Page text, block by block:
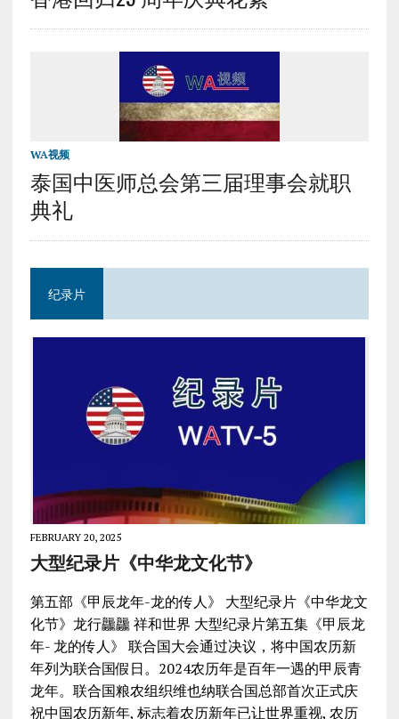
WA视频
泰国中医师总会第三届理事会就职
典礼
纪录片
FEBRUARY 20, 2025
大型纪录片《中华龙文化节》
第五部《甲辰龙年-龙的传人》 大型纪录片《中华龙文
化节》龙行龘龘 祥和世界 大型纪录片第五集《甲辰龙
年- 龙的传人》 联合国大会通过决议，将中国农历新
年列为联合国假日。2024农历年是百年一遇的甲辰青
龙年。联合国粮农组织维也纳联合国总部首次正式庆
祝中国农历新年, 标志着农历新年已让世界重视, 农历